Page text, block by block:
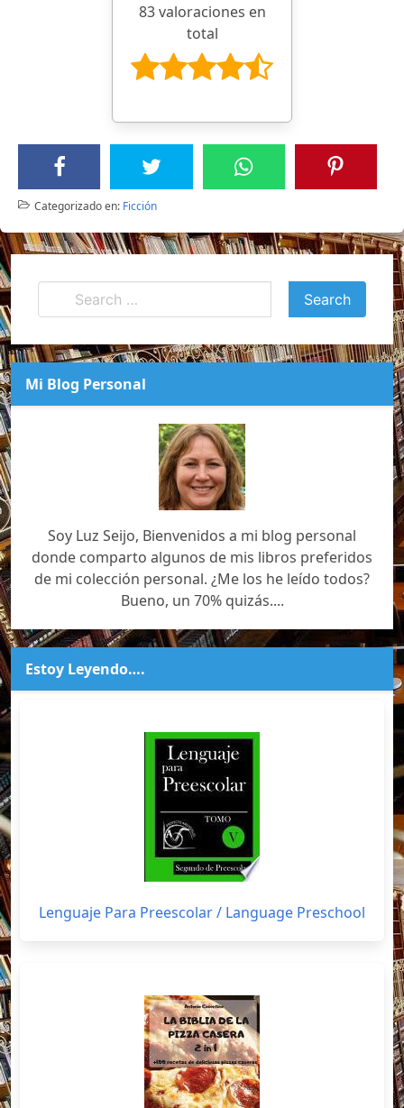
83 valoraciones en
total
Categorizado en: Ficción
Mi Blog Personal
Soy Luz Seijo, Bienvenidos a mi blog personal
donde comparto algunos de mis libros preferidos
de mi colección personal. ¿Me los he leído todos?
Bueno, un 70% quizás....
Estoy Leyendo….
Lenguaje Para Preescolar / Language Preschool